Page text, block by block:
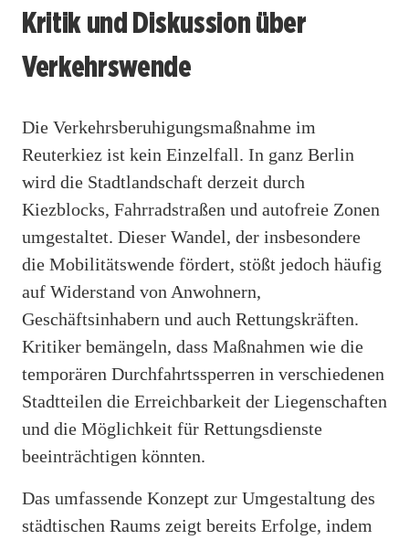
Kritik und Diskussion über
Verkehrswende
Die Verkehrsberuhigungsmaßnahme im
Reuterkiez ist kein Einzelfall. In ganz Berlin
wird die Stadtlandschaft derzeit durch
Kiezblocks, Fahrradstraßen und autofreie Zonen
umgestaltet. Dieser Wandel, der insbesondere
die Mobilitätswende fördert, stößt jedoch häufig
auf Widerstand von Anwohnern,
Geschäftsinhabern und auch Rettungskräften.
Kritiker bemängeln, dass Maßnahmen wie die
temporären Durchfahrtssperren in verschiedenen
Stadtteilen die Erreichbarkeit der Liegenschaften
und die Möglichkeit für Rettungsdienste
beeinträchtigen könnten.
Das umfassende Konzept zur Umgestaltung des
städtischen Raums zeigt bereits Erfolge, indem